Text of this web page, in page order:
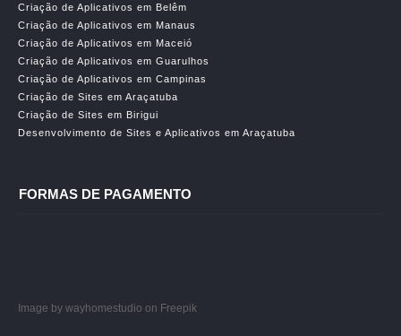
Criação de Aplicativos em Belêm
Criação de Aplicativos em Manaus
Criação de Aplicativos em Maceió
Criação de Aplicativos em Guarulhos
Criação de Aplicativos em Campinas
Criação de Sites em Araçatuba
Criação de Sites em Birigui
Desenvolvimento de Sites e Aplicativos em Araçatuba
FORMAS DE PAGAMENTO
Image by wayhomestudio on Freepik